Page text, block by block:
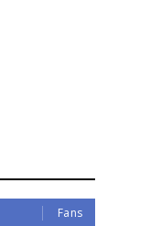
Fans